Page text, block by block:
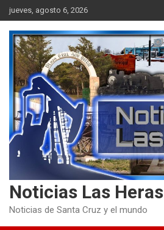
Skip
to
content
jueves, agosto 6, 2026
Noticias Las Heras
Noticias de Santa Cruz y el mundo